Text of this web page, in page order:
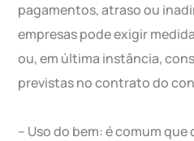
pagamentos, atraso ou
empresas pode exigir
ou, em última instância,
previstas no contrato do
– Uso do bem: é comum